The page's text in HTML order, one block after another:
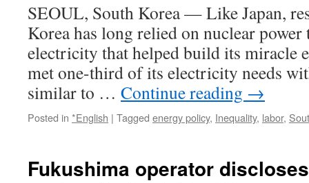
SEOUL, South Korea — Like Japan,
Korea has long relied on nuclear
electricity that helped build its miracle
met one-third of its electricity needs
similar to … Continue reading →
Posted in *English | Tagged energy policy, Inequality, labor,
Fukushima operator